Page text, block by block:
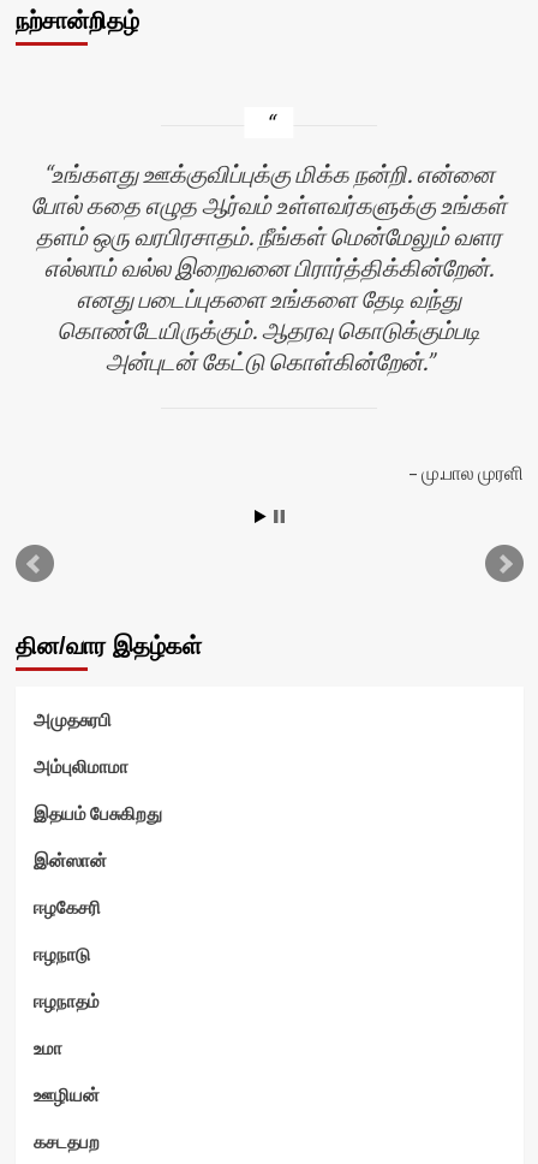
நற்சான்றிதழ்
உங்களது ஊக்குவிப்புக்கு மிக்க நன்றி. என்னை
போல் கதை எழுத ஆர்வம் உள்ளவர்களுக்கு உங்கள்
தளம் ஒரு வரபிரசாதம். நீங்கள் மென்மேலும் வளர
எல்லாம் வல்ல இறைவனை பிரார்த்திக்கின்றேன்.
எனது படைப்புகளை உங்களை தேடி வந்து
கொண்டேயிருக்கும். ஆதரவு கொடுக்கும்படி
அன்புடன் கேட்டு கொள்கின்றேன்.
மு.பால முரளி
தின/வார இதழ்கள்
அமுதசுரபி
அம்புலிமாமா
இதயம் பேசுகிறது
இன்ஸான்
ஈழகேசரி
ஈழநாடு
ஈழநாதம்
உமா
ஊழியன்
கசடதபற